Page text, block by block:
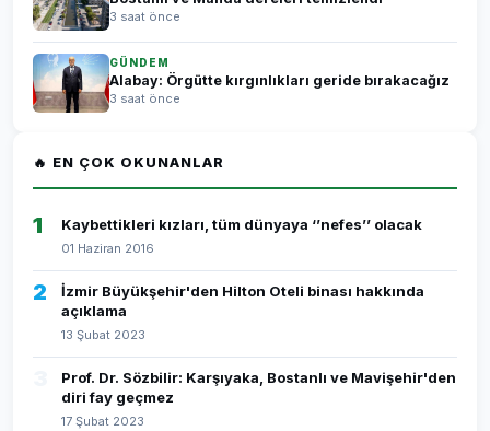
3 saat önce
GÜNDEM
Alabay: Örgütte kırgınlıkları geride bırakacağız
3 saat önce
🔥 EN ÇOK OKUNANLAR
1 Kaybettikleri kızları, tüm dünyaya ‘’nefes’’ olacak
01 Haziran 2016
2
İzmir Büyükşehir'den Hilton Oteli binası hakkında
açıklama
13 Şubat 2023
Prof. Dr. Sözbilir: Karşıyaka, Bostanlı ve Mavişehir'den
diri fay geçmez
17 Şubat 2023